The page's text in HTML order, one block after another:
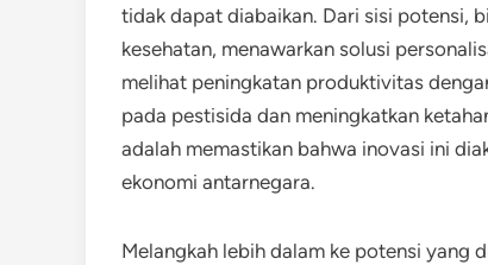
tidak dapat diabaikan. Dari sisi potensi,
kesehatan, menawarkan solusi
melihat peningkatan produktivitas
pada pestisida dan meningkatkan
adalah memastikan bahwa inovasi ini
ekonomi antarnegara.
Melangkah lebih dalam ke potensi yang